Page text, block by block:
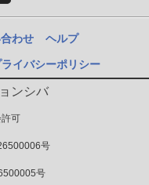
わせ ヘルプ
ライバシーポリシー
ンシバ
可
号
号